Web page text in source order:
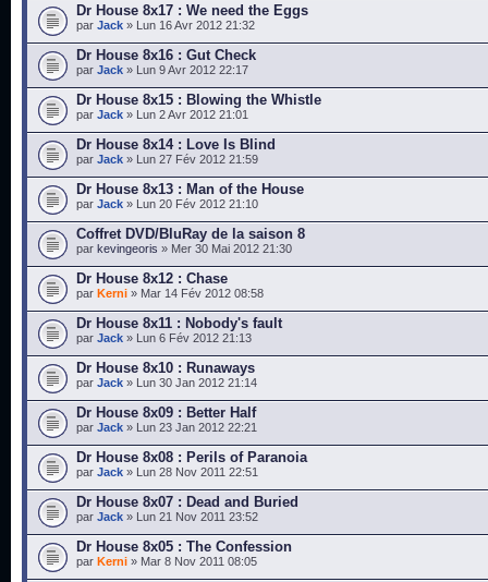
Dr House 8x17 : We need the Eggs
par Jack » Lun 16 Avr 2012 21:32
Dr House 8x16 : Gut Check
par Jack » Lun 9 Avr 2012 22:17
Dr House 8x15 : Blowing the Whistle
par Jack » Lun 2 Avr 2012 21:01
Dr House 8x14 : Love Is Blind
par Jack » Lun 27 Fév 2012 21:59
Dr House 8x13 : Man of the House
par Jack » Lun 20 Fév 2012 21:10
Coffret DVD/BluRay de la saison 8
par kevingeoris » Mer 30 Mai 2012 21:30
Dr House 8x12 : Chase
par Kerni » Mar 14 Fév 2012 08:58
Dr House 8x11 : Nobody's fault
par Jack » Lun 6 Fév 2012 21:13
Dr House 8x10 : Runaways
par Jack » Lun 30 Jan 2012 21:14
Dr House 8x09 : Better Half
par Jack » Lun 23 Jan 2012 22:21
Dr House 8x08 : Perils of Paranoia
par Jack » Lun 28 Nov 2011 22:51
Dr House 8x07 : Dead and Buried
par Jack » Lun 21 Nov 2011 23:52
Dr House 8x05 : The Confession
par Kerni » Mar 8 Nov 2011 08:05